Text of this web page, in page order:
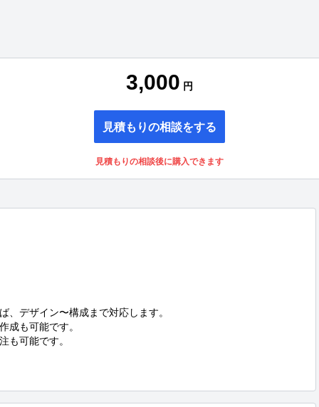
3,000 円
見積もりの相談をする
見積もりの相談後に購入できます
、デザイン〜構成まで対応します。
成も可能です。
も可能です。